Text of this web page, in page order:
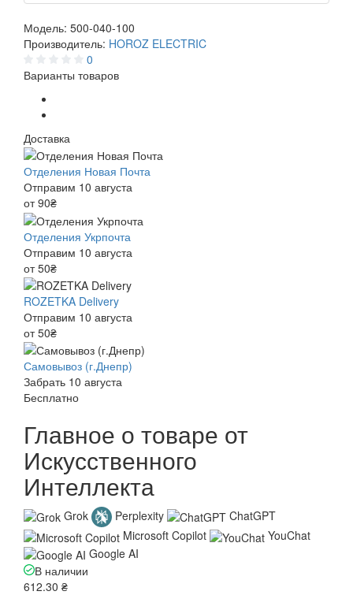
Модель: 500-040-100
Производитель: HOROZ ELECTRIC
0
Варианты товаров
Доставка
Отделения Новая Почта
Отправим 10 августа
от 90₴
Отделения Укрпочта
Отправим 10 августа
от 50₴
ROZETKA Delivery
Отправим 10 августа
от 50₴
Самовывоз (г.Днепр)
Забрать 10 августа
Бесплатно
Главное о товаре от
Искусственного
Интеллекта
Grok Perplexity
ChatGPT
Microsoft Copilot
YouChat
Google AI
В наличии
612.30 ₴